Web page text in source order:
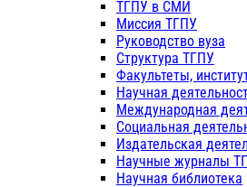
ТГПУ в СМИ
Миссия ТГПУ
Руководство вуза
Структура ТГПУ
Факультеты,
Научная
Международная
Социальная
Издательская
Научные журналы
Научная библиотека